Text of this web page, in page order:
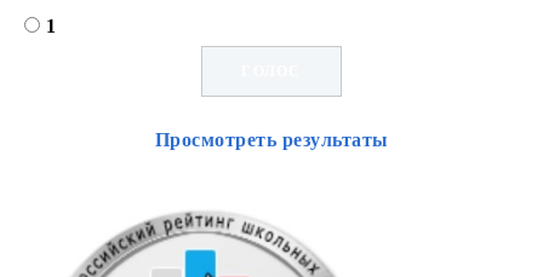
1
Просмотреть результаты